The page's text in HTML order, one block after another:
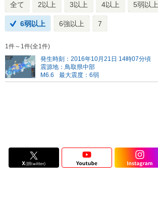
全て 2以上 3以上 4以上 5弱以上
6弱以上 6強以上 7
1件～1件(全1件)
発生時刻：2016年10月21日 14時07分頃
震源地：鳥取県中部
M6.6
最大震度：6弱